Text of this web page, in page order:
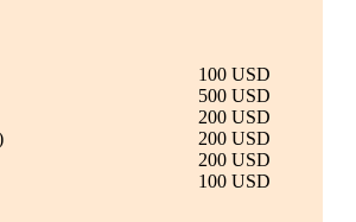
100 USD
500 USD
200 USD
200 USD
200 USD
100 USD